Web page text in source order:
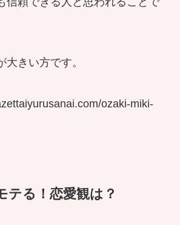
大きい方です。
ozaki-miki-
テる！恋愛観は？